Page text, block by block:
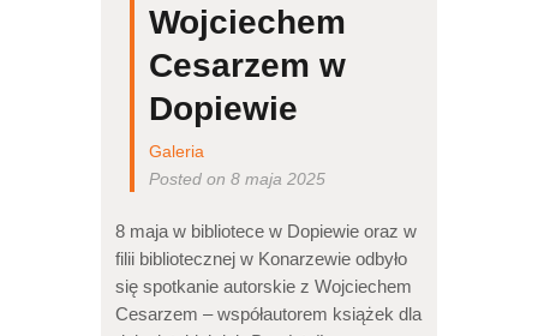
Wojciechem
Cesarzem w
Dopiewie
Galeria
Posted on 8 maja 2025
8 maja w bibliotece w Dopiewie oraz w
filii bibliotecznej w Konarzewie odbyło
się spotkanie autorskie z Wojciechem
Cesarzem – współautorem książek dla